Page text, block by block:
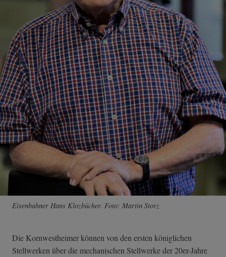
Eisenbahner Hans Klozbücher. Foto: Martin Storz
Die Kornwestheimer können von den ersten königlichen
Stellwerken über die mechanischen Stellwerke der 20er-Jahre